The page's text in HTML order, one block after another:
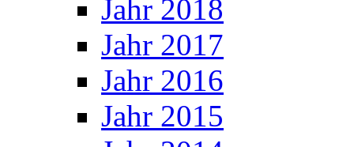
Jahr 2018
Jahr 2017
Jahr 2016
Jahr 2015